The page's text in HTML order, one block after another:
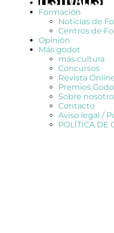
Formación
Noticias de
Centros de
Opinión
Más godot
más cultura
Concursos
Revista
Premios
Sobre
Contacto
Aviso legal /
POLÍTICA DE